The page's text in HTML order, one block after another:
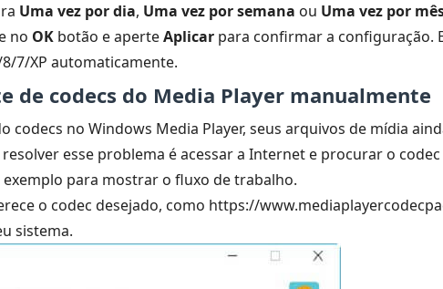
Uma vez por dia, Uma vez por semana ou Uma vez por
no OK botão e aperteAplicar para confirmar a configuração.
7/XP automaticamente.
de codecs do Media Player manualmente
codecs no Windows Media Player, seus arquivos de mídia
esse problema é acessar a Internet e procurar o
para mostrar o fluxo de trabalho.
o codec desejado, como https://
sistema.